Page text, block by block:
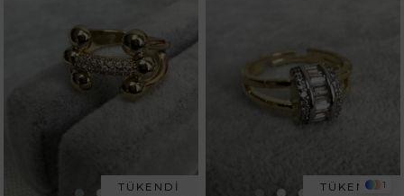
TÜKENDI TÜKENDI1